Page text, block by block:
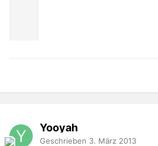
Yooyah
Geschrieben 3. März 2013